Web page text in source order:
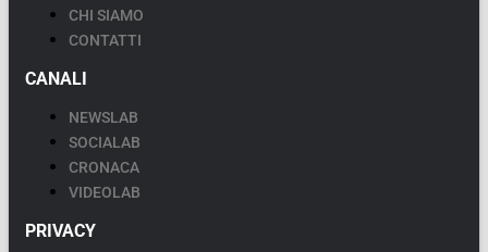
CHI SIAMO
CONTATTI
CANALI
NEWSLAB
SOCIALAB
CRONACA
VIDEOLAB
PRIVACY